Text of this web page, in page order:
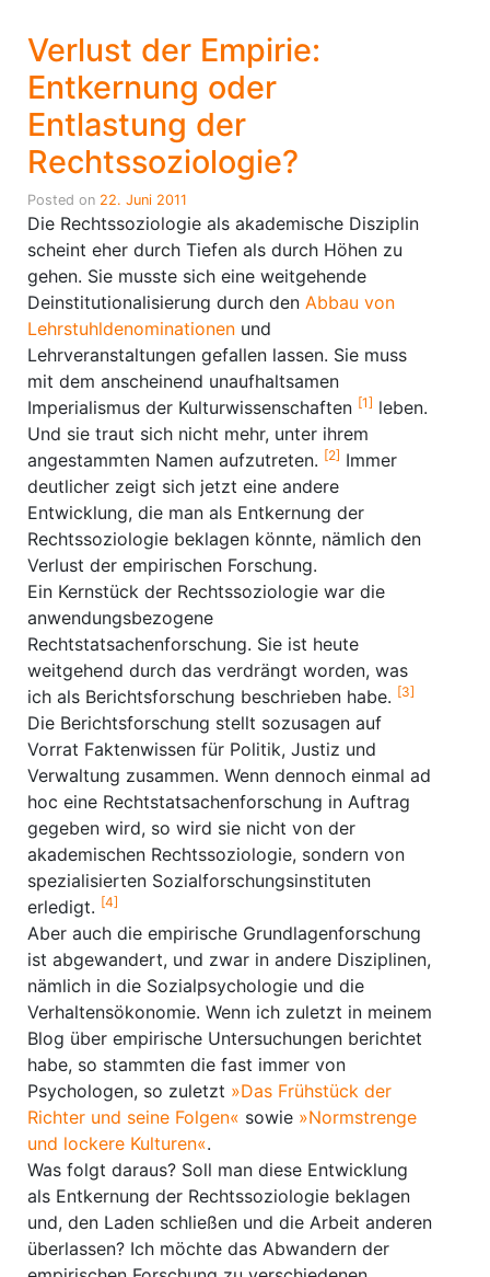
Verlust der Empirie:
Entkernung oder
Entlastung der
Rechtssoziologie?
Posted on 22. Juni 2011
Die Rechtssoziologie als akademische Disziplin
scheint eher durch Tiefen als durch Höhen zu
gehen. Sie musste sich eine weitgehende
Deinstitutionalisierung durch den Abbau von
Lehrstuhldenominationen und
Lehrveranstaltungen gefallen lassen. Sie muss
mit dem anscheinend unaufhaltsamen
Imperialismus der Kulturwissenschaften [1] leben.
Und sie traut sich nicht mehr, unter ihrem
angestammten Namen aufzutreten. [2] Immer
deutlicher zeigt sich jetzt eine andere
Entwicklung, die man als Entkernung der
Rechtssoziologie beklagen könnte, nämlich den
Verlust der empirischen Forschung.
Ein Kernstück der Rechtssoziologie war die
anwendungsbezogene
Rechtstatsachenforschung. Sie ist heute
weitgehend durch das verdrängt worden, was
ich als Berichtsforschung beschrieben habe. [3]
Die Berichtsforschung stellt sozusagen auf
Vorrat Faktenwissen für Politik, Justiz und
Verwaltung zusammen. Wenn dennoch einmal ad
hoc eine Rechtstatsachenforschung in Auftrag
gegeben wird, so wird sie nicht von der
akademischen Rechtssoziologie, sondern von
spezialisierten Sozialforschungsinstituten
erledigt. [4]
Aber auch die empirische Grundlagenforschung
ist abgewandert, und zwar in andere Disziplinen,
nämlich in die Sozialpsychologie und die
Verhaltensökonomie. Wenn ich zuletzt in meinem
Blog über empirische Untersuchungen berichtet
habe, so stammten die fast immer von
Psychologen, so zuletzt »Das Frühstück der
Richter und seine Folgen« sowie »Normstrenge
und lockere Kulturen«.
Was folgt daraus? Soll man diese Entwicklung
als Entkernung der Rechtssoziologie beklagen
und, den Laden schließen und die Arbeit anderen
überlassen? Ich möchte das Abwandern der